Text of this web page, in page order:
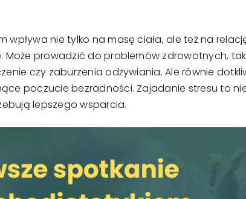
wpływa nie tylko na masę ciała, ale też na
Może prowadzić do problemów zdrowotnych,
czy zaburzenia odżywiania. Ale równie
poczucie bezradności. Zajadanie stresu to nie
lepszego wsparcia.